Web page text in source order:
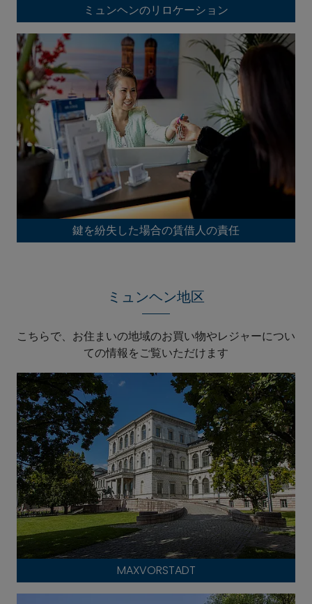
ミュンヘンのリロケーション
鍵を紛失した場合の賃借人の責任
ミュンヘン地区
こちらで、お住まいの地域のお買い物やレジャーについ
ての情報をご覧いただけます
MAXVORSTADT